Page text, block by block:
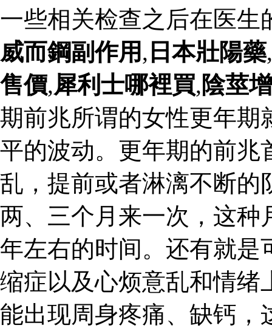
一些相关检查之后在医生
威而鋼副作用 , 日本壯陽藥,
售價,犀利士哪裡買, 陰莖
期前兆所谓的女性更年期
平的波动。更年期的前兆
乱，提前或者淋漓不断的
两、三个月来一次，这种
年左右的时间。还有就是
缩症以及心烦意乱和情绪
能出现周身疼痛、缺钙，